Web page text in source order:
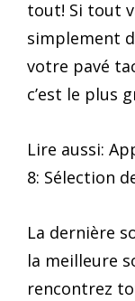
tout! Si tout
simplement
votre pavé
c’est le plus
Lire aussi:
8: Sélection
La dernière
la meilleure
rencontrez